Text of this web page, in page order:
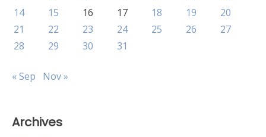
14
15 16 17 18 19
20
21
22 23 24 25 26
27
28
29 30 31
« Sep Nov »
Archives